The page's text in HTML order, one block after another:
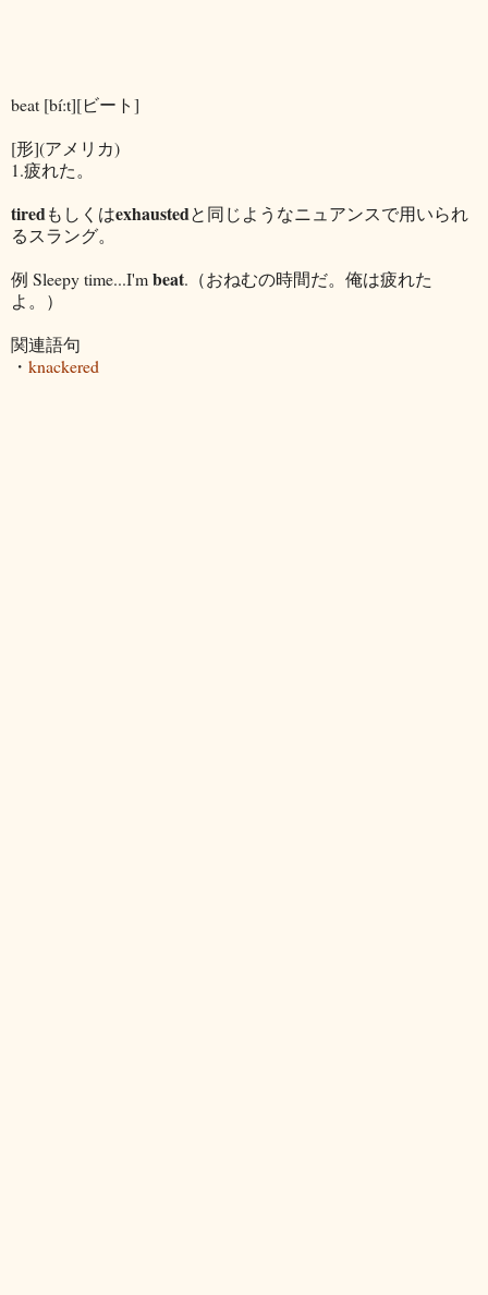
beat [bí:t][ビート]
[形](アメリカ)
1.疲れた。
tiredもしくはexhaustedと同じようなニュアンスで用いられ
るスラング。
例 Sleepy time...I'mbeat.（おねむの時間だ。俺は疲れた
よ。）
関連語句
・ knackered